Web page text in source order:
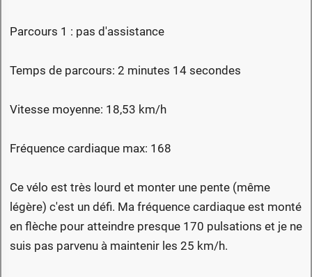
Parcours 1 : pas d'assistance
Temps de parcours: 2 minutes 14 secondes
Vitesse moyenne: 18,53 km/h
Fréquence cardiaque max: 168
Ce vélo est très lourd et monter une pente (même
légère) c'est un défi. Ma fréquence cardiaque est monté
en flèche pour atteindre presque 170 pulsations et je ne
suis pas parvenu à maintenir les 25 km/h.